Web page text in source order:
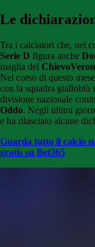
Le
Tra i calciatori che, nel
Serie D figura anche
maglia del
Nel corso di questo
con la squadra gialloblù
divisione nazionale
Oddo. Negli ultimi
e ha rilasciato alcune
Guarda tutto il calcio
gratis su Bet365